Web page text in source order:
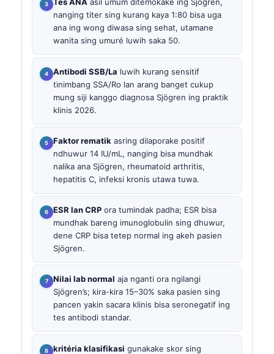
Tes ANA asil umum ditemokake ing Sjögren,
nanging titer sing kurang kaya 1:80 bisa uga
ana ing wong diwasa sing sehat, utamane
wanita sing umuré luwih saka 50.
Antibodi SSB/La luwih kurang sensitif
tinimbang SSA/Ro lan arang banget cukup
mung siji kanggo diagnosa Sjögren ing praktik
klinis 2026.
Faktor rematik asring dilaporake positif
ndhuwur 14 IU/mL, nanging bisa mundhak
nalika ana Sjögren, rheumatoid arthritis,
hepatitis C, infeksi kronis utawa tuwa.
ESR lan CRP ora tumindak padha; ESR bisa
mundhak bareng imunoglobulin sing dhuwur,
dene CRP bisa tetep normal ing akeh pasien
Sjögren.
Nilai lab normal aja nganti ora ngilangi
Sjögren’s; kira-kira 15–30% saka pasien sing
pancen yakin sacara klinis bisa seronegatif ing
tes antibodi standar.
kritéria klasifikasi gunakake skor sing